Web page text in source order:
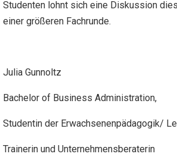
Studenten lohnt sich eine Diskussion
einer größeren Fachrunde.
Julia Gunnoltz
Bachelor of Business Administration,
Studentin der Erwachsenenpädagogik/
Trainerin und Unternehmensberaterin